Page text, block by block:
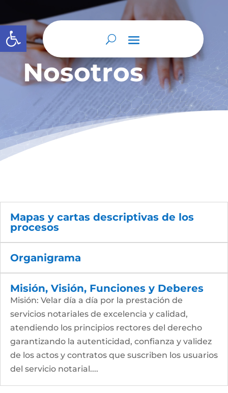
Abrir barra de herramientas
Nosotros
Mapas y cartas descriptivas de los
procesos
Organigrama
Misión, Visión, Funciones y Deberes
Misión: Velar día a día por la prestación de
servicios notariales de excelencia y calidad,
atendiendo los principios rectores del derecho
garantizando la autenticidad, confianza y validez
de los actos y contratos que suscriben los usuarios
del servicio notarial....